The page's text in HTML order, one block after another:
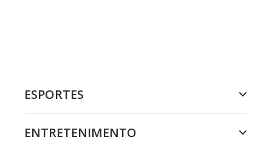
ESPORTES
ENTRETENIMENTO